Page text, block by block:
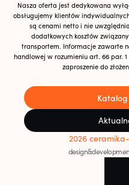
Nasza oferta jest dedykowana
obsługujemy klientów
są cenami netto i nie
dodatkowych kosztów
transportem. Informacje zawarte
handlowej w rozumieniu art. 66 par.
zaproszenie do
2026